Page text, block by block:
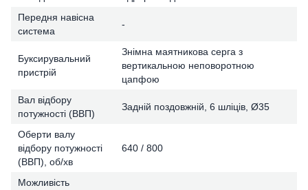
Передня навісна
система
-
Буксирувальний
пристрій
Знімна маятникова серга з
вертикальною неповоротною
цапфою
Вал відбору
потужності (ВВП)
Задній поздовжній, 6 шліців, Ø35
Оберти валу
відбору потужності
(ВВП), об/хв
640 / 800
Можливість